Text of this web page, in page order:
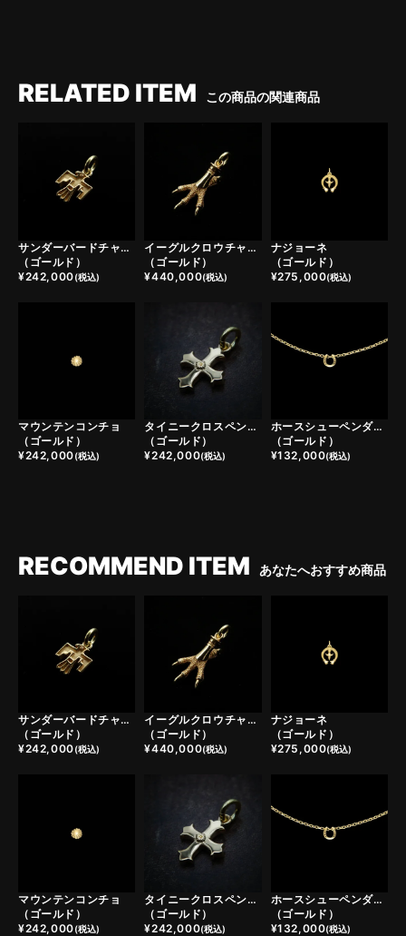
RELATED ITEM この商品の関連商品
サンダーバードチャーム
（ゴールド）
¥242,000(税込)
イーグルクロウチャーム
（ゴールド）
¥440,000(税込)
ナジョーネ
（ゴールド）
¥275,000(税込)
マウンテンコンチョ
（ゴールド）
¥242,000(税込)
タイニークロスペンダントトップ
（ゴールド）
¥242,000(税込)
ホースシューペンダントトップ
（ゴールド）
¥132,000(税込)
RECOMMEND ITEM あなたへおすすめ商品
サンダーバードチャーム
（ゴールド）
¥242,000(税込)
イーグルクロウチャーム
（ゴールド）
¥440,000(税込)
ナジョーネ
（ゴールド）
¥275,000(税込)
マウンテンコンチョ
（ゴールド）
¥242,000(税込)
タイニークロスペンダントトップ
（ゴールド）
¥242,000(税込)
ホースシューペンダントトップ
（ゴールド）
¥132,000(税込)